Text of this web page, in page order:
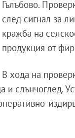
Гълъбово.
след сигнал за
кражба на
продукция от
В хода на
слънчоглед.